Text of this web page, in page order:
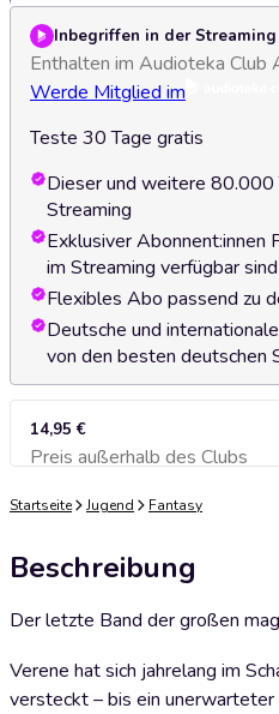
Inbegriffen in der
Enthalten im Audioteka Club
Werde Mitglied im
Teste 30 Tage gratis
Dieser und weitere
Streaming
Exklusiver Abonnent:innen
im Streaming verfügbar sind
Flexibles Abo passend zu
Deutsche und
von den besten deutschen
14,95 €
Preis außerhalb des Clubs
Zum Warenkorb
Startseite Jugend Fantasy
Beschreibung
Der letzte Band der großen
Verene hat sich jahrelang im
versteckt – bis ein